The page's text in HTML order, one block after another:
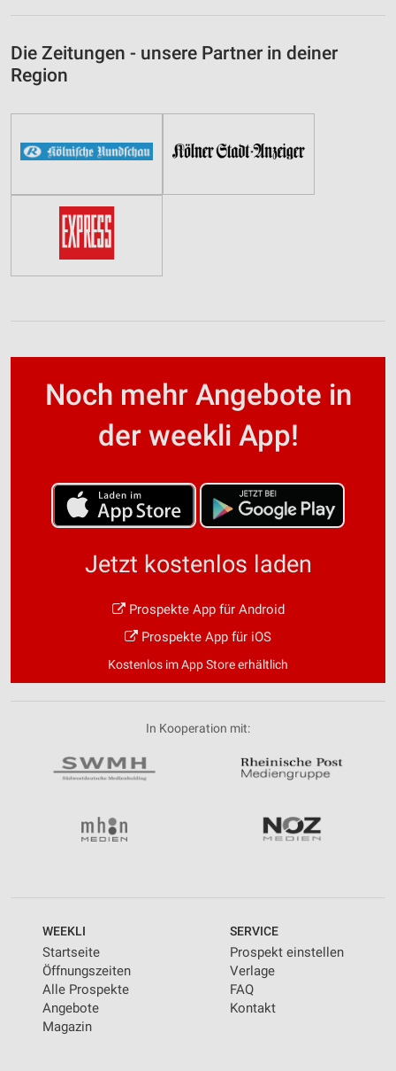
Die Zeitungen - unsere Partner in deiner
Region
Noch mehr Angebote in
der weekli App!
Jetzt kostenlos laden
Prospekte App für Android
Prospekte App für iOS
Kostenlos im App Store erhältlich
In Kooperation mit:
WEEKLI
Startseite
Öffnungszeiten
Alle Prospekte
Angebote
Magazin
SERVICE
Prospekt einstellen
Verlage
FAQ
Kontakt